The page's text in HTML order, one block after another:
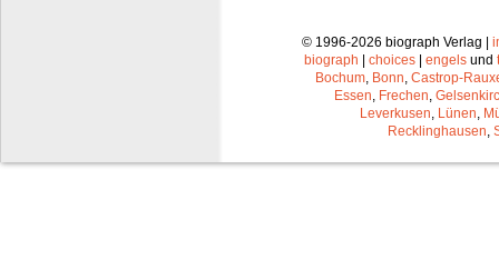
© 1996-2026 biograph Verlag |
biograph
choices engels und
Bochum, Bonn, Castrop-
Essen, Frechen,
Leverkusen, Lünen,
Recklinghausen,